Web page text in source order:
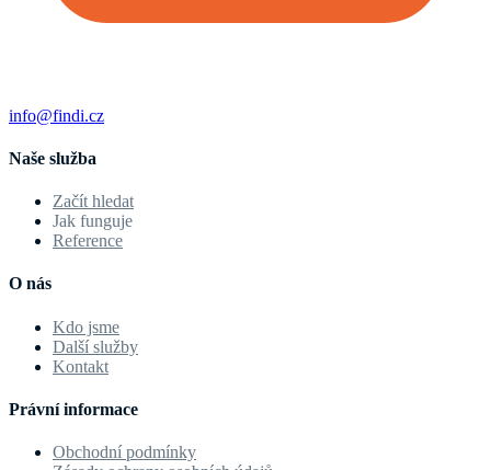
info@findi.cz
Naše služba
Začít hledat
Jak funguje
Reference
O nás
Kdo jsme
Další služby
Kontakt
Právní informace
Obchodní podmínky